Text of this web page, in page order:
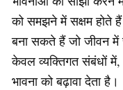
को समझने में सक्षम होते
बना सकते हैं जो जीवन
केवल व्यक्तिगत संबंधों में,
भावना को बढ़ावा देता है।